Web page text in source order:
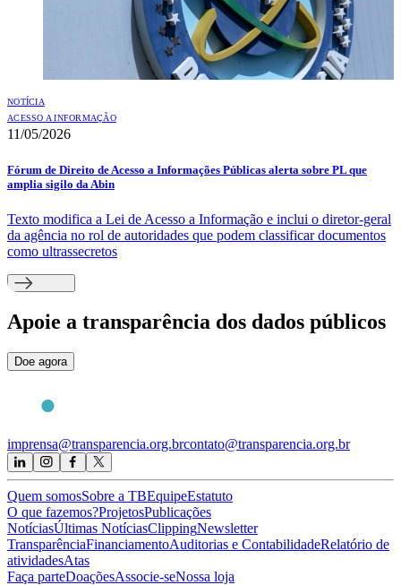
NOTÍCIA
ACESSO A INFORMAÇÃO
11/05/2026
Fórum de Direito de Acesso a Informações Públicas alerta sobre PL que
amplia sigilo da Abin
Texto modifica a Lei de Acesso a Informação e inclui o diretor-geral
da agência no rol de autoridades que podem classificar documentos
como ultrassecretos
Apoie a transparência dos dados públicos
Doe agora
imprensa@transparencia.org.brcontato@transparencia.org.br
Quem somosSobre a TBEquipeEstatuto
O que fazemos?ProjetosPublicações
NotíciasÚltimas NotíciasClippingNewsletter
TransparênciaFinanciamentoAuditorias e ContabilidadeRelatório de
atividadesAtas
Faça parteDoaçõesAssocie-seNossa loja